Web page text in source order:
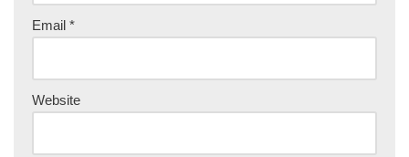
Email *
Website